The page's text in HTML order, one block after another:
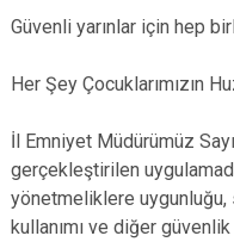
Güvenli yarınlar için hep
Her Şey Çocuklarımızın
İl Emniyet Müdürümüz
gerçekleştirilen
yönetmeliklere
kullanımı ve diğer